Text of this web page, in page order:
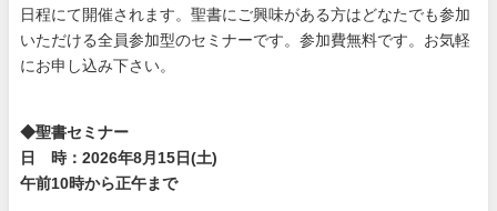
日程にて開催されます。聖書にご興味がある方はどなたでも参加
いただける全員参加型のセミナーです。参加費無料です。お気軽
にお申し込み下さい。
◆聖書セミナー
日 時：2026年8月15日(土)
午前10時から正午まで